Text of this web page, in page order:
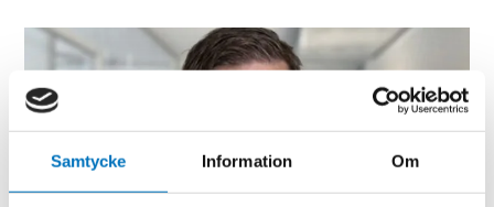
Samtycke Information Om